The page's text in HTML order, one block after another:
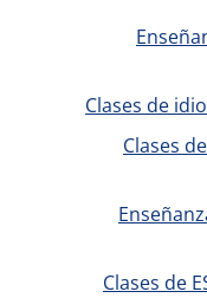
Clases de
Clases
Clases de